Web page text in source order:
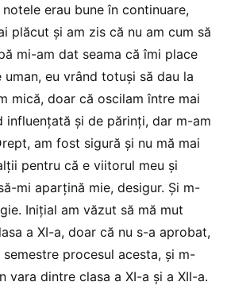
erau bune în continuare,
plăcut și am zis că nu am cum să
mi-am dat seama că îmi place
eu vrând totuși să dau la
mică, doar că oscilam între mai
influențată și de părinți, dar m-am
am fost sigură și nu mă mai
pentru că e viitorul meu și
mi aparțină mie, desigur. Și m-
Inițial am văzut să mă mut
a XI-a, doar că nu s-a aprobat,
procesul acesta, și m-
vara dintre clasa a XI-a și a XII-a.